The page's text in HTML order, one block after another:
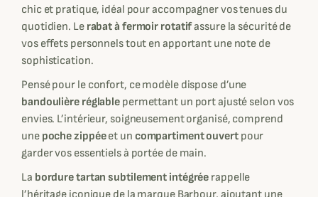
chic et pratique, idéal pour accompagner vos tenues du
quotidien. Le rabat à fermoir rotatifassure la sécurité de
vos effets personnels tout en apportant une note de
sophistication.
Pensé pour le confort, ce modèle dispose d’une
bandoulière réglable permettant un port ajusté selon vos
envies. L’intérieur, soigneusement organisé, comprend
une poche zippéeet un compartiment ouvertpour
garder vos essentiels à portée de main.
La bordure tartan subtilement intégrée rappelle